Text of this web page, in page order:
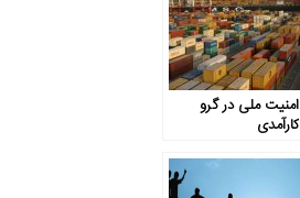
امنیت ملی در گرو
کارآمدی